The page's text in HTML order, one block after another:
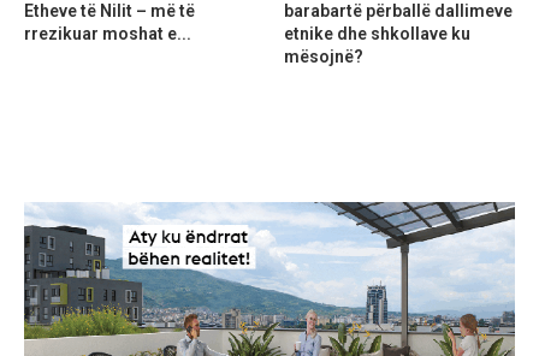
Etheve të Nilit – më të
rrezikuar moshat e...
barabartë përballë dallimeve
etnike dhe shkollave ku
mësojnë?